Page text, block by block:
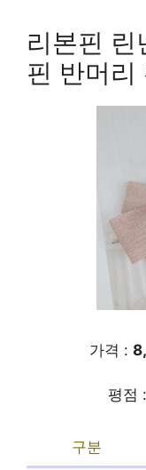
리본핀 린
핀 반머리
가격 :
평점
구분